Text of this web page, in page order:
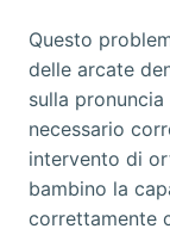
Questo
delle arcate
sulla
necessario
intervento di
bambino la
correttamente